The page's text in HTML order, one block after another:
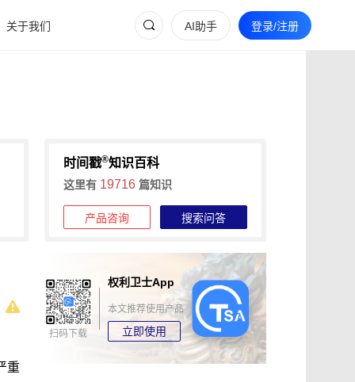
关于我们 AI助手 登录/注册
时间戳®知识百科
这里有 19716 篇知识
产品咨询 搜索问答
重
扫码下载
权利卫士App
本文推荐使用产品
立即使用